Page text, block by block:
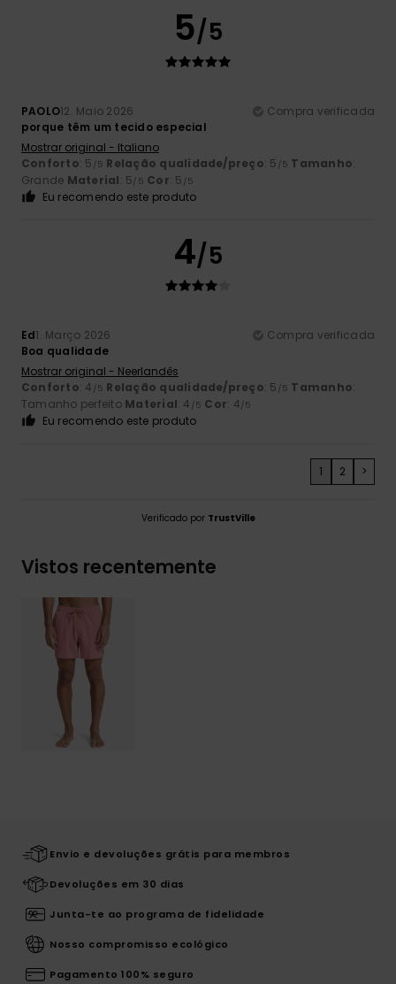
5/5
PAOLO12. Maio 2026
Compra verificada
porque têm um tecido especial
Mostrar original - Italiano
Conforto: 5 /5 Relação qualidade/preço: 5 /5 Tamanho:
Grande Material: 5/5 Cor: 5 /5
Eu recomendo este produto
4/5
Ed1. Março 2026
Compra verificada
Boa qualidade
Mostrar original - Neerlandês
Conforto: 4 /5 Relação qualidade/preço: 5 /5 Tamanho:
Tamanho perfeito Material: 4 /5 Cor: 4/5
Eu recomendo este produto
1 2 >
Verificado por TrustVille
Vistos recentemente
Envio e devoluções grátis para membros
Devoluções em 30 dias
Junta-te ao programa de fidelidade
Nosso compromisso ecológico
Pagamento 100% seguro